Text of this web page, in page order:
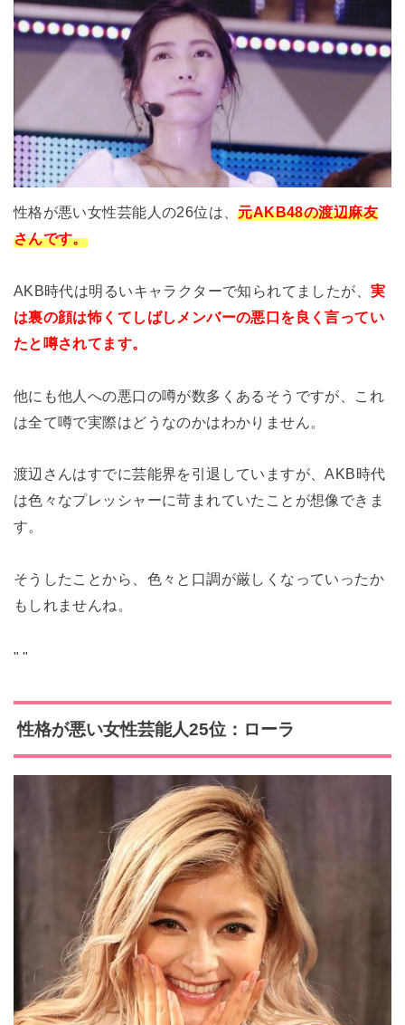
性格が悪い女性芸能人の26位は、元AKB48の渡辺麻友
さんです。
AKB時代は明るいキャラクターで知られてましたが、実
は裏の顔は怖くてしばしメンバーの悪口を良く言ってい
たと噂されてます。
他にも他人への悪口の噂が数多くあるそうですが、これ
は全て噂で実際はどうなのかはわかりません。
渡辺さんはすでに芸能界を引退していますが、AKB時代
は色々なプレッシャーに苛まれていたことが想像できま
す。
そうしたことから、色々と口調が厳しくなっていったか
もしれませんね。
" "
性格が悪い女性芸能人25位：ローラ